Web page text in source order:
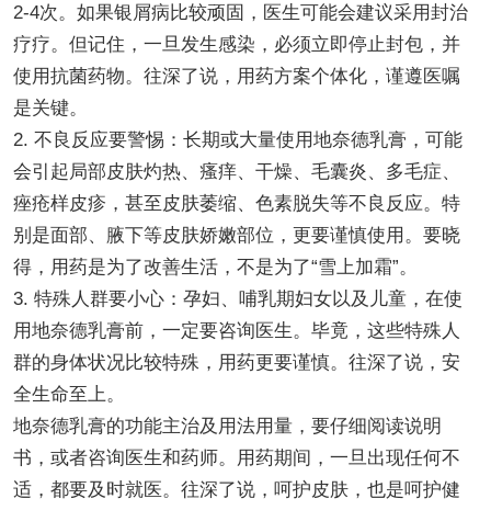
2-4次。如果银屑病比较顽固，医生可能会建议采用封治
疗疗。但记住，一旦发生感染，必须立即停止封包，并
使用抗菌药物。往深了说，用药方案个体化，谨遵医嘱
是关键。
2. 不良反应要警惕：长期或大量使用地奈德乳膏，可能
会引起局部皮肤灼热、瘙痒、干燥、毛囊炎、多毛症、
痤疮样皮疹，甚至皮肤萎缩、色素脱失等不良反应。特
别是面部、腋下等皮肤娇嫩部位，更要谨慎使用。要晓
得，用药是为了改善生活，不是为了“雪上加霜”。
3. 特殊人群要小心：孕妇、哺乳期妇女以及儿童，在使
用地奈德乳膏前，一定要咨询医生。毕竟，这些特殊人
群的身体状况比较特殊，用药更要谨慎。往深了说，安
全生命至上。
地奈德乳膏的功能主治及用法用量，要仔细阅读说明
书，或者咨询医生和药师。用药期间，一旦出现任何不
适，都要及时就医。往深了说，呵护皮肤，也是呵护健